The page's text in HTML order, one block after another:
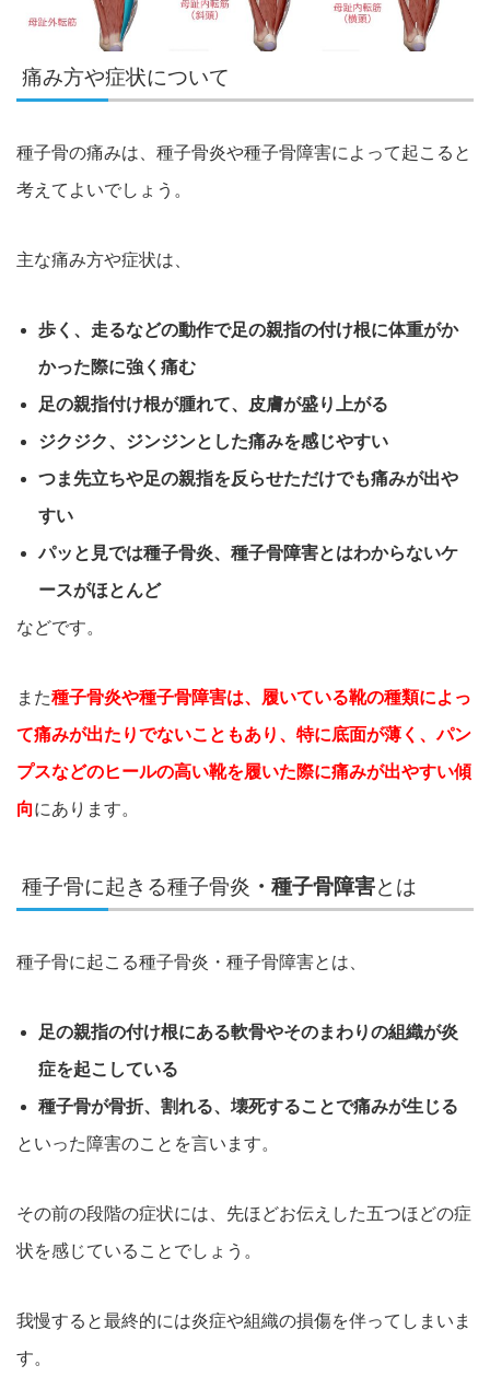
痛み方や症状について
種子骨の痛みは、種子骨炎や種子骨障害によって起こると
考えてよいでしょう 。
主な痛み方や症状は、
歩く、走るなどの動作で足の親指の付け根に体重がか
かった際に強く痛む
足の親指付け根が腫れて、皮膚が盛り上がる
ジクジク、ジンジンとした痛みを感じやすい
つま先立ちや足の親指を反らせただけでも痛みが出や
すい
パッと見では種子骨炎、種子骨障害とはわからないケ
ースがほと んど
などです。
また種子骨炎や種子骨障害は、履いている靴の種類によっ
て痛みが出たりでないこともあり、特に底面が薄く、パン
プスなどのヒールの高い靴を履いた際に痛みが出やすい傾
向にあります。
種子骨に起きる種子骨炎 ・種子骨障害とは
種子骨に起こる種子骨炎 ・種子骨障害と は、
足の親指の付け根にある軟骨やそのまわりの組織が炎
症を起こしている
種子骨が骨折、割れる、壊死することで痛みが生じる
といった障害のことを言います。
その前の段階の症状には、先ほどお伝えした五つほどの症
状を感じていることでしょう。
我慢すると最終的には炎症や組織の損傷を伴ってしまいま
す。